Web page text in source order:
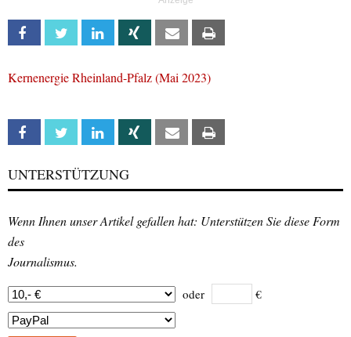
Facebook Twitter Linkedin Xing Email
Kernenergie Rheinland-Pfalz (Mai 2023)
Facebook Twitter Linkedin Xing Email
UNTERSTÜTZUNG
Wenn Ihnen unser Artikel gefallen hat: Unterstützen Sie diese Form
des
Journalismus.
oder €